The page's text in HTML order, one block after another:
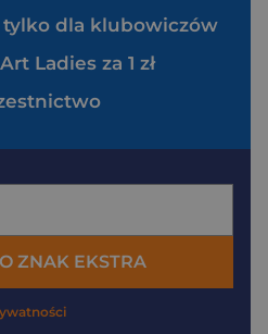
dla klubowiczów
Ladies za 1 zł
ZNAK EKSTRA